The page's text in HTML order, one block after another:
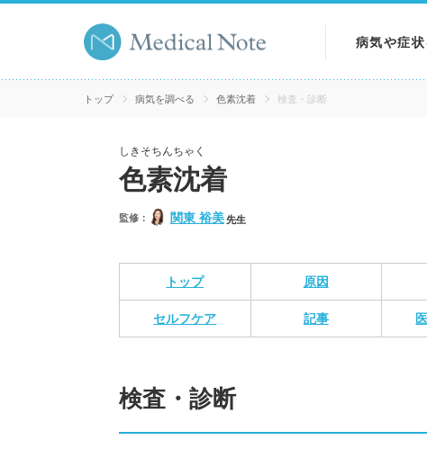
病気や症
病気を調
トップ 病気を調べる 色素沈着 検査・診断
しきそちんちゃく
色素沈着
監修： 関東 裕美先生
トップ 原因
セルフケア 記事
検査・診断